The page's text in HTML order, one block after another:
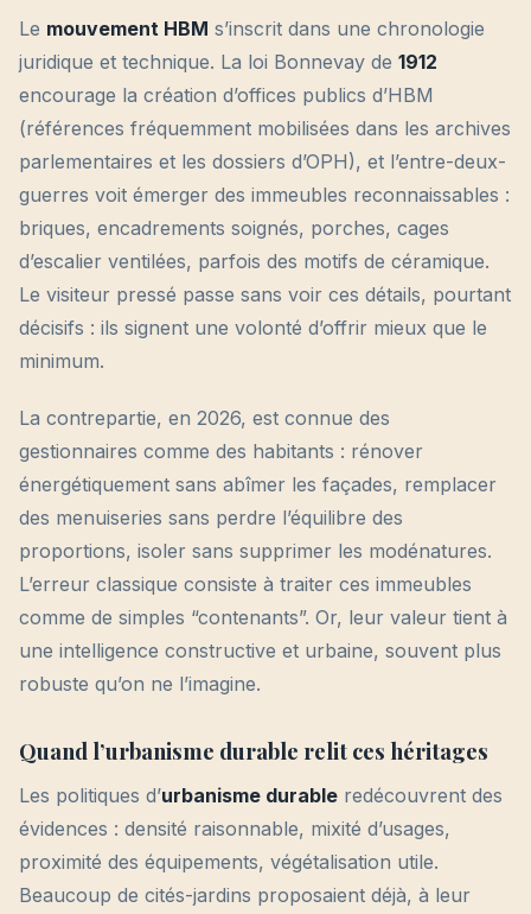
Le mouvement HBM s’inscrit dans une chronologie
juridique et technique. La loi Bonnevay de 1912
encourage la création d’offices publics d’HBM
(références fréquemment mobilisées dans les archives
parlementaires et les dossiers d’OPH), et l’entre-deux-
guerres voit émerger des immeubles reconnaissables :
briques, encadrements soignés, porches, cages
d’escalier ventilées, parfois des motifs de céramique.
Le visiteur pressé passe sans voir ces détails, pourtant
décisifs : ils signent une volonté d’offrir mieux que le
minimum.
La contrepartie, en 2026, est connue des
gestionnaires comme des habitants : rénover
énergétiquement sans abîmer les façades, remplacer
des menuiseries sans perdre l’équilibre des
proportions, isoler sans supprimer les modénatures.
L’erreur classique consiste à traiter ces immeubles
comme de simples “contenants”. Or, leur valeur tient à
une intelligence constructive et urbaine, souvent plus
robuste qu’on ne l’imagine.
Quand l’urbanisme durable relit ces héritages
Les politiques d’urbanisme durable redécouvrent des
évidences : densité raisonnable, mixité d’usages,
proximité des équipements, végétalisation utile.
Beaucoup de cités-jardins proposaient déjà, à leur